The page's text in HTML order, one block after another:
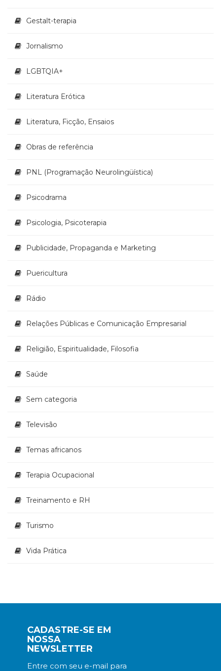
(22)
(30)
Ocupacional
Treinamento
(65)
(1)
Prática
Gestalt-terapia
Jornalismo
LGBTQIA+
Literatura Erótica
Literatura, Ficção, Ensaios
Obras de referência
PNL (Programação Neurolingüística)
Psicodrama
Psicologia, Psicoterapia
Publicidade, Propaganda e Marketing
Puericultura
Rádio
Relações Públicas e Comunicação Empresarial
Religião, Espiritualidade, Filosofia
Saúde
Sem categoria
Televisão
Temas africanos
Terapia Ocupacional
Treinamento e RH
Turismo
Vida Prática
CADASTRE-SE EM
NOSSA
NEWSLETTER
Entre com seu e-mail para